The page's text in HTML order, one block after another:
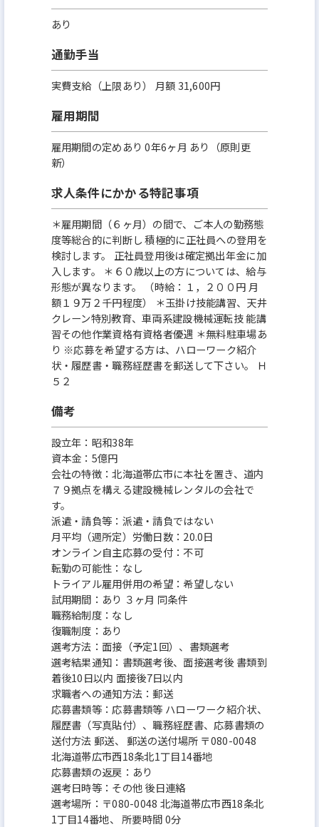
あり
通勤手当
実費支給（上限あり） 月額 31,600円
雇用期間
雇用期間の定めあり 0年6ヶ月 あり（原則更
新）
求人条件にかかる特記事項
＊雇用期間（６ヶ月）の間で、ご本人の勤務態
度等総合的に判断し 積極的に正社員への登用を
検討します。 正社員登用後は確定拠出年金に加
入します。 ＊６０歳以上の方については、給与
形態が異なります。 （時給：１，２００円 月
額１９万２千円程度） ＊玉掛け技能講習、天井
クレーン特別教育、車両系建設機械運転技 能講
習その他作業資格有資格者優遇 ＊無料駐車場あ
り ※応募を希望する方は、ハローワーク紹介
状・履歴書・職務経歴書を郵送して下さい。 Ｈ
５２
備考
設立年：昭和38年
資本金：5億円
会社の特徴：北海道帯広市に本社を置き、道内
７９拠点を構える建設機械レンタルの会社で
す。
派遣・請負等：派遣・請負ではない
月平均（週所定）労働日数：20.0日
オンライン自主応募の受付：不可
転勤の可能性：なし
トライアル雇用併用の希望：希望しない
試用期間：あり ３ヶ月 同条件
職務給制度：なし
復職制度：あり
選考方法：面接（予定1回）、書類選考
選考結果通知：書類選考後、面接選考後 書類到
着後10日以内 面接後7日以内
求職者への通知方法：郵送
応募書類等：応募書類等 ハローワーク紹介状、
履歴書（写真貼付）、職務経歴書、応募書類の
送付方法 郵送、 郵送の送付場所 〒080-0048
北海道帯広市西18条北1丁目14番地
応募書類の返戻：あり
選考日時等：その他 後日連絡
選考場所：〒080-0048 北海道帯広市西18条北
1丁目14番地、 所要時間 0分